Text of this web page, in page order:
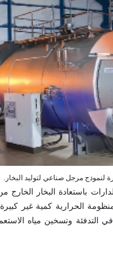
باستعادة البخار الخارج
الحرارية كمية غير
التدفئة وتسخين مياه